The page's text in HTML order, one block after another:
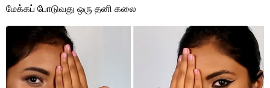
மேக்கப் போடுவது ஒரு தனி கலை